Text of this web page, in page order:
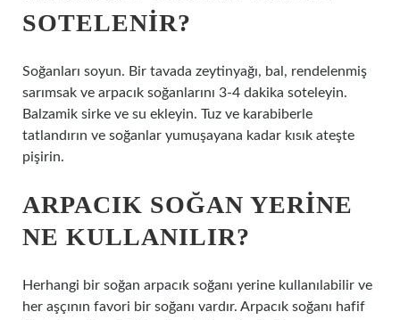
SOTELENIR?
Soğanları soyun. Bir tavada zeytinyağı, bal, rendelenmiş
sarımsak ve arpacık soğanlarını 3-4 dakika soteleyin.
Balzamik sirke ve su ekleyin. Tuz ve karabiberle
tatlandırın ve soğanlar yumuşayana kadar kısık ateşte
pişirin.
ARPACIK SOĞAN YERINE
NE KULLANILIR?
Herhangi bir soğan arpacık soğanı yerine kullanılabilir ve
her aşçının favori bir soğanı vardır. Arpacık soğanı hafif